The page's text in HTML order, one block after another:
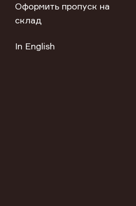
Оформить пропуск на
склад
In English